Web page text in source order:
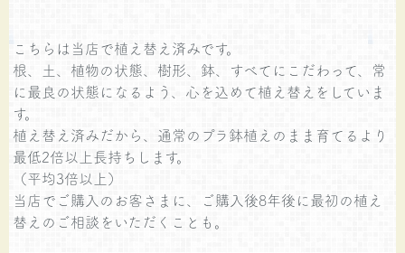
こちらは当店で植え替え済みです。
根、土、植物の状態、樹形、鉢、すべてにこだわって、常
に最良の状態になるよう、心を込めて植え替えをしていま
す。
植え替え済みだから、通常のプラ鉢植えのまま育てるより
最低2倍以上長持ちします。
（平均3倍以上）
当店でご購入のお客さまに、ご購入後8年後に最初の植え
替えのご相談をいただくことも。